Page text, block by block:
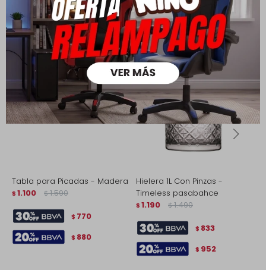
Productos que te pueden interesar
Tabla para Picadas - Madera
$ 1.100 $ 1.590
$ 770
$ 880
Hielera 1L Con Pinzas -
Timeless pasabahce
$ 1.190 $ 1.490
$ 833
$ 952